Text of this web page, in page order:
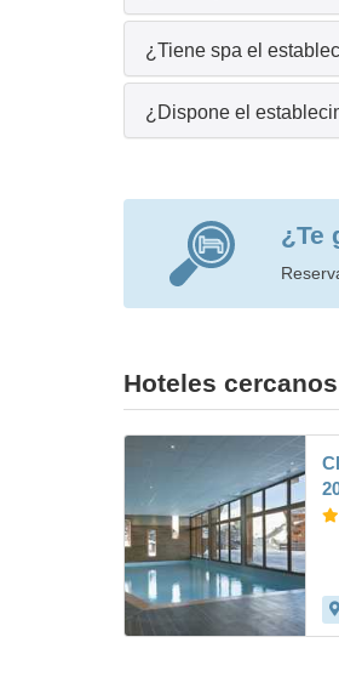
¿Tiene spa el
¿Dispone el
¿Te
Hoteles cercanos